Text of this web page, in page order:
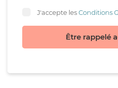
J'accepte lesConditions
Être rappelé